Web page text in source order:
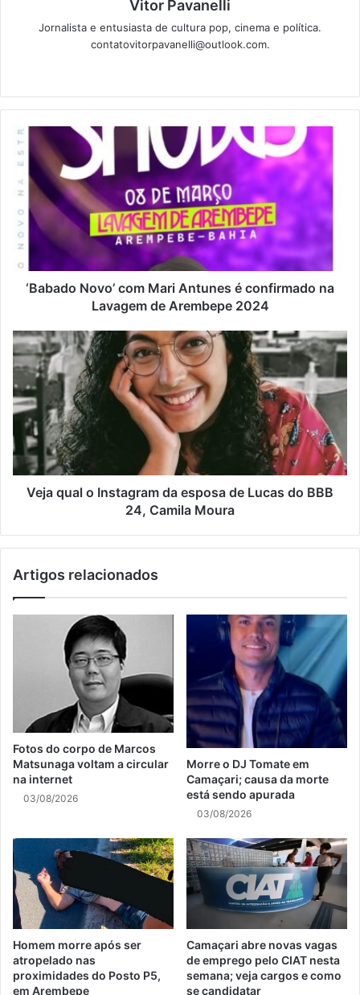
Vitor Pavanelli
Jornalista e entusiasta de cultura pop, cinema e política.
contatovitorpavanelli@outlook.com.
‘Babado Novo’ com Mari Antunes é confirmado na
Lavagem de Arembepe 2024
Veja qual o Instagram da esposa de Lucas do BBB
24, Camila Moura
Artigos relacionados
Fotos do corpo de Marcos
Matsunaga voltam a circular
na internet
03/08/2026
Morre o DJ Tomate em
Camaçari; causa da morte
está sendo apurada
03/08/2026
Homem morre após ser
atropelado nas
proximidades do Posto P5,
em Arembepe
Camaçari abre novas vagas
de emprego pelo CIAT nesta
semana; veja cargos e como
se candidatar